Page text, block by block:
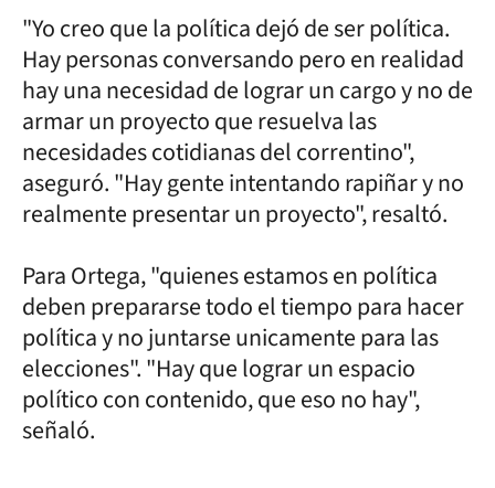
"Yo creo que la política dejó de ser política.
Hay personas conversando pero en realidad
hay una necesidad de lograr un cargo y no de
armar un proyecto que resuelva las
necesidades cotidianas del correntino",
aseguró. "Hay gente intentando rapiñar y no
realmente presentar un proyecto", resaltó.
Para Ortega, "quienes estamos en política
deben prepararse todo el tiempo para hacer
política y no juntarse unicamente para las
elecciones". "Hay que lograr un espacio
político con contenido, que eso no hay",
señaló.